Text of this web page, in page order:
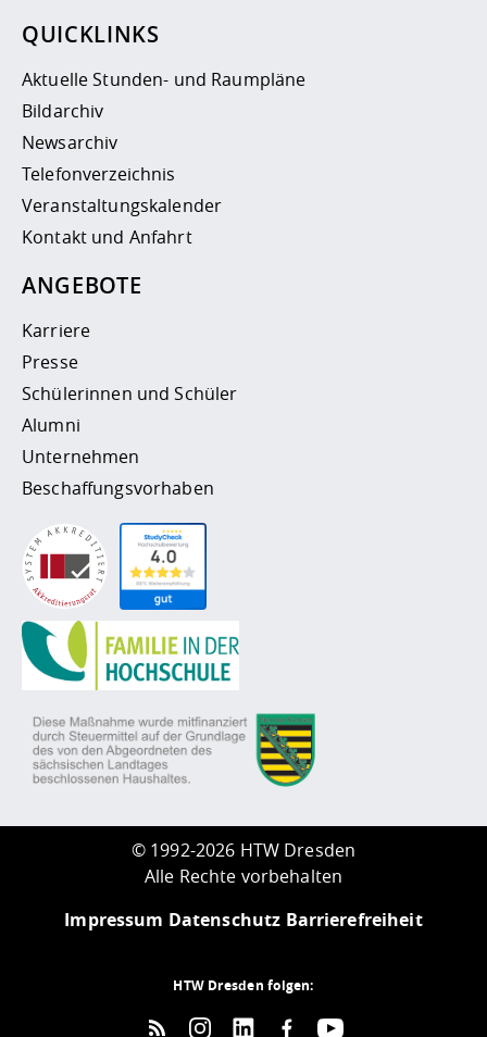
QUICKLINKS
Aktuelle Stunden- und Raumpläne
Bildarchiv
Newsarchiv
Telefonverzeichnis
Veranstaltungskalender
Kontakt und Anfahrt
ANGEBOTE
Karriere
Presse
Schülerinnen und Schüler
Alumni
Unternehmen
Beschaffungsvorhaben
© 1992-2026 HTW Dresden
Alle Rechte vorbehalten
Impressum Datenschutz Barrierefreiheit
HTW Dresden folgen: